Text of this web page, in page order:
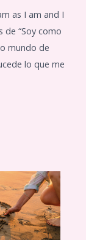
as I am and I
de “Soy como
mundo de
lo que me